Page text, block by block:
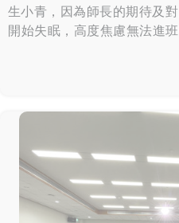
生小青，因為師長的期待及
開始失眠，高度焦慮無法進